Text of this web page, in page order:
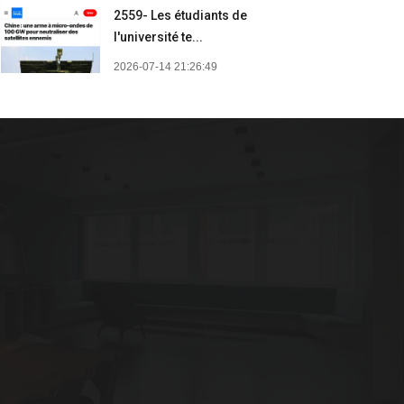
2559- Les étudiants de
l'université te...
2026-07-14 21:26:49